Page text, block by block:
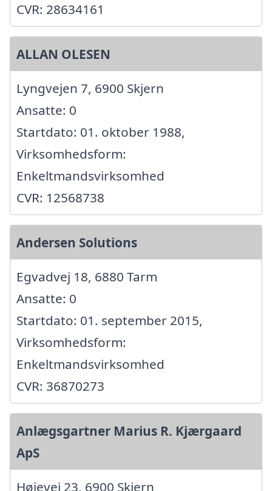
CVR: 28634161
ALLAN OLESEN
Lyngvejen 7, 6900 Skjern
Ansatte: 0
Startdato: 01. oktober 1988,
Virksomhedsform:
Enkeltmandsvirksomhed
CVR: 12568738
Andersen Solutions
Egvadvej 18, 6880 Tarm
Ansatte: 0
Startdato: 01. september 2015,
Virksomhedsform:
Enkeltmandsvirksomhed
CVR: 36870273
Anlægsgartner Marius R. Kjærgaard
ApS
Højevej 23, 6900 Skjern